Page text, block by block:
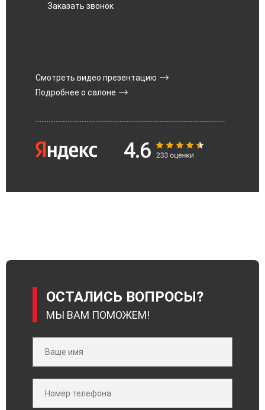
Заказать звонок
Смотреть видео презентацию
Подробнее о салоне
ОСТАЛИСЬ ВОПРОСЫ?
МЫ ВАМ ПОМОЖЕМ!